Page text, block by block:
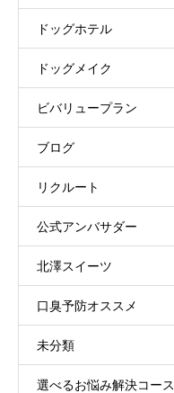
ドッグホテル
ドッグメイク
ビバリュープラン
ブログ
リクルート
公式アンバサダー
北澤スイーツ
口臭予防オススメ
未分類
選べるお悩み解決コース